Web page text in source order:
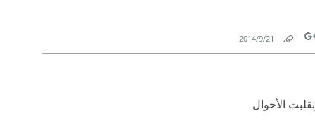
Link
21‏/9‏/2014
الأحوال